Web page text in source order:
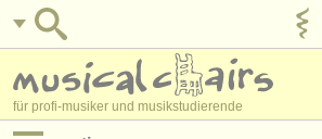
für profi-musiker und musikstudierende